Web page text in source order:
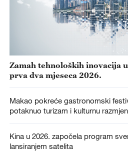
Zamah tehnoloških inovacija
prva dva mjeseca 2026.
Makao pokreće gastronomski
potaknuo turizam i kulturnu
Kina u 2026. započela program
lansiranjem satelita